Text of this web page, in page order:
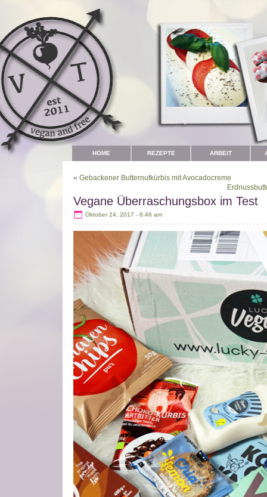
HOME REZEPTE ARBEIT
« Gebackener Butternutkürbis mit Avocadocreme
Vegane Überraschungsbox im Test
Oktober 24, 2017 - 6:46 am